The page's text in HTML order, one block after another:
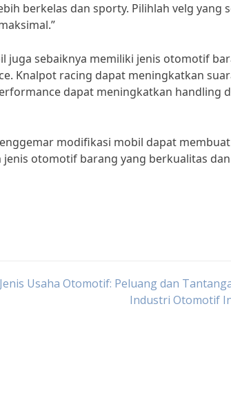
berkelas dan sporty. Pilihlah velg yang
juga sebaiknya memiliki jenis otomotif
Knalpot racing dapat meningkatkan
dapat meningkatkan handling
modifikasi mobil dapat
otomotif barang yang berkualitas
Jenis Usaha Otomotif: Peluang dan
Industri Otomotif